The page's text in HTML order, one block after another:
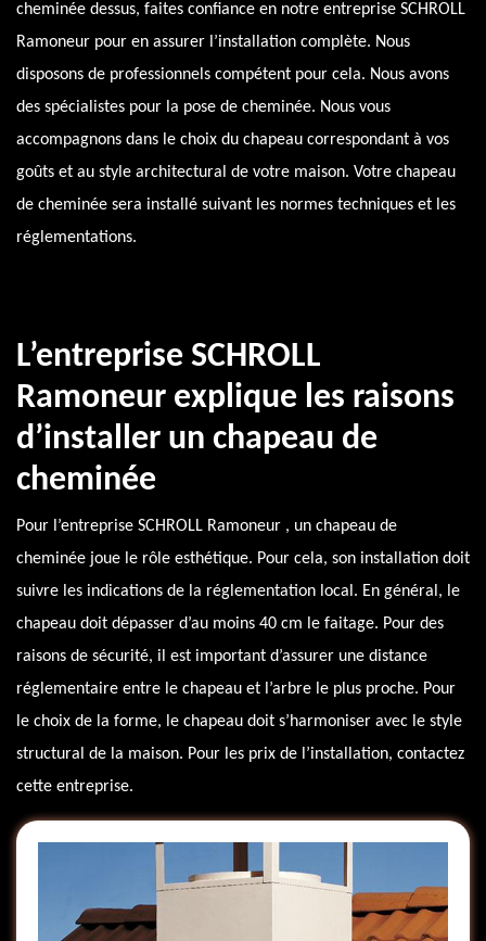
cheminée dessus, faites confiance en notre entreprise SCHROLL
Ramoneur pour en assurer l’installation complète. Nous
disposons de professionnels compétent pour cela. Nous avons
des spécialistes pour la pose de cheminée. Nous vous
accompagnons dans le choix du chapeau correspondant à vos
goûts et au style architectural de votre maison. Votre chapeau
de cheminée sera installé suivant les normes techniques et les
réglementations.
L’entreprise SCHROLL
Ramoneur explique les raisons
d’installer un chapeau de
cheminée
Pour l’entreprise SCHROLL Ramoneur , un chapeau de
cheminée joue le rôle esthétique. Pour cela, son installation doit
suivre les indications de la réglementation local. En général, le
chapeau doit dépasser d’au moins 40 cm le faitage. Pour des
raisons de sécurité, il est important d’assurer une distance
réglementaire entre le chapeau et l’arbre le plus proche. Pour
le choix de la forme, le chapeau doit s’harmoniser avec le style
structural de la maison. Pour les prix de l’installation, contactez
cette entreprise.